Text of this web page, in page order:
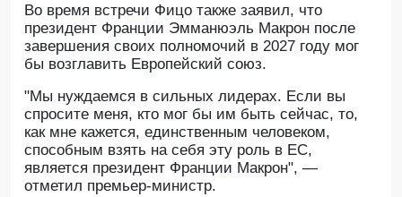
Во время встречи Фицо также заявил, что
президент Франции Эмманюэль Макрон после
завершения своих полномочий в 2027 году мог
бы возглавить Европейский союз.
"Мы нуждаемся в сильных лидерах. Если вы
спросите меня, кто мог бы им быть сейчас, то,
как мне кажется, единственным человеком,
способным взять на себя эту роль в ЕС,
является президент Франции Макрон", —
отметил премьер-министр.